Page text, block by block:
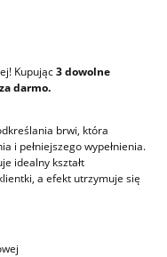
Kupując3 dowolne
darmo.
brwi, która
i pełniejszego wypełnienia.
idealny kształt
a efekt utrzymuje się